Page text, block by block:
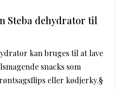
Steba dehydrator til
kan bruges til at lave
snacks som
eller kødjerky.§